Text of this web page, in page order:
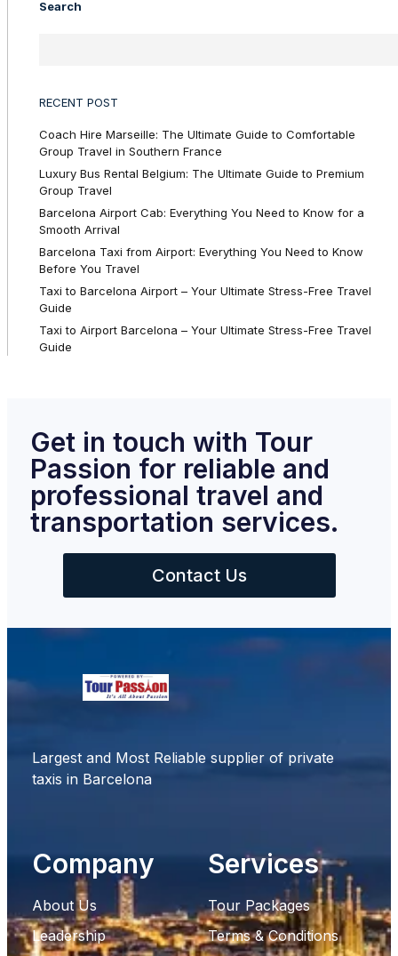
Search
RECENT POST
Coach Hire Marseille: The Ultimate Guide to Comfortable
Group Travel in Southern France
Luxury Bus Rental Belgium: The Ultimate Guide to Premium
Group Travel
Barcelona Airport Cab: Everything You Need to Know for a
Smooth Arrival
Barcelona Taxi from Airport: Everything You Need to Know
Before You Travel
Taxi to Barcelona Airport – Your Ultimate Stress-Free Travel
Guide
Taxi to Airport Barcelona – Your Ultimate Stress-Free Travel
Guide
Get in touch with Tour
Passion for reliable and
professional travel and
transportation services.
Contact Us
Largest and Most Reliable supplier of private
taxis in Barcelona
Company
About Us
Leadership
Services
Tour Packages
Terms & Conditions